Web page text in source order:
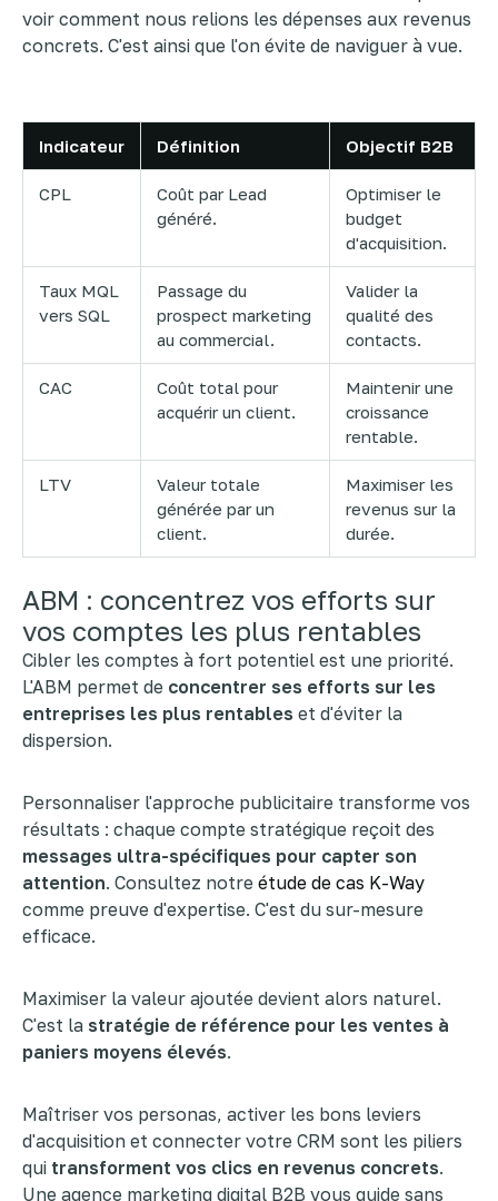
voir comment nous relions les dépenses aux revenus
concrets. C'est ainsi que l'on évite de naviguer à vue.
Indicateur Définition Objectif B2B
CPL
Coût par Lead
généré.
Optimiser le
budget
d'acquisition.
Taux MQL
vers SQL
Passage du
prospect marketing
au commercial.
Valider la
qualité des
contacts.
CAC
Coût total pour
acquérir un client.
Maintenir une
croissance
rentable.
LTV
Valeur totale
générée par un
client.
Maximiser les
revenus sur la
durée.
ABM : concentrez vos efforts sur
vos comptes les plus rentables
Cibler les comptes à fort potentiel est une priorité.
L'ABM permet de concentrer ses efforts sur les
entreprises les plus rentables et d'éviter la
dispersion.
Personnaliser l'approche publicitaire transforme vos
résultats : chaque compte stratégique reçoit des
messages ultra-spécifiques pour capter son
attention. Consultez notre étude de cas K-Way
comme preuve d'expertise. C'est du sur-mesure
efficace.
Maximiser la valeur ajoutée devient alors naturel.
C'est la stratégie de référence pour les ventes à
paniers moyens élevés.
Maîtriser vos personas, activer les bons leviers
d'acquisition et connecter votre CRM sont les piliers
qui transforment vos clics en revenus concrets.
Une agence marketing digital B2B vous guide sans